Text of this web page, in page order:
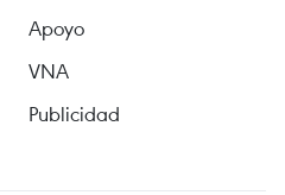
Apoyo
VNA
Publicidad